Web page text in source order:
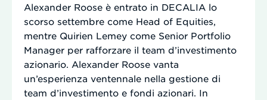
Alexander Roose è entrato in DECALIA lo
scorso settembre come Head of Equities,
mentre Quirien Lemey come Senior Portfolio
Manager per rafforzare il team d’investimento
azionario. Alexander Roose vanta
un’esperienza ventennale nella gestione di
team d’investimento e fondi azionari. In